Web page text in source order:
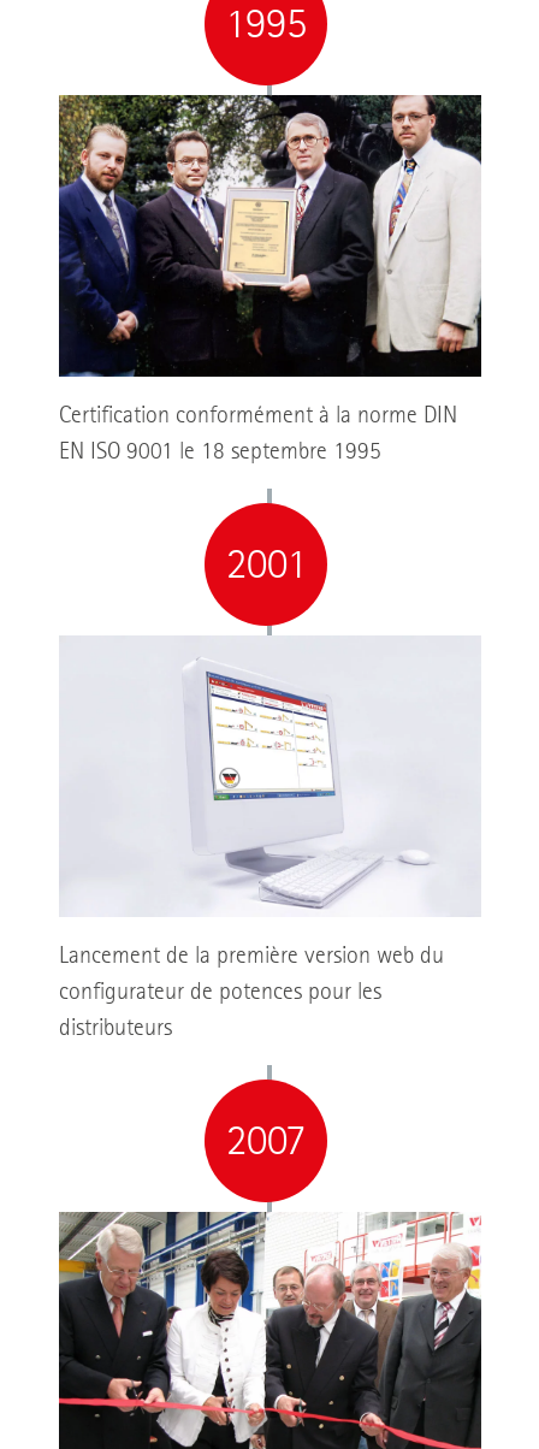
1995
Certification conformément à la norme DIN
EN ISO 9001 le 18 septembre 1995
2001
Lancement de la première version web du
configurateur de potences pour les
distributeurs
2007